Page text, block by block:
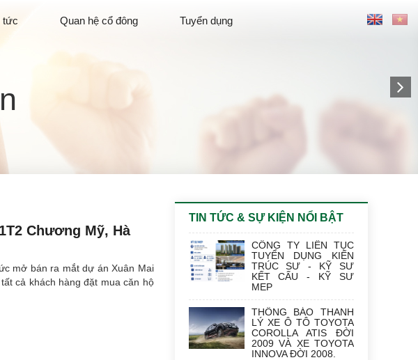
tức Quan hệ cổ đông Tuyển dụng
Chương Mỹ, Hà
mở bán ra mắt dự án Xuân Mai
cả khách hàng đặt mua căn hộ
TIN TỨC & SỰ KIỆN NỔI BẬT
CÔNG TY LIÊN TỤC
TUYỂN DỤNG KIẾN
TRÚC SƯ - KỸ SƯ
KẾT CẤU - KỸ SƯ
MEP
THÔNG BÁO THANH
LÝ XE Ô TÔ TOYOTA
COROLLA ATIS ĐỜI
2009 VÀ XE TOYOTA
INNOVA ĐỜI 2008.